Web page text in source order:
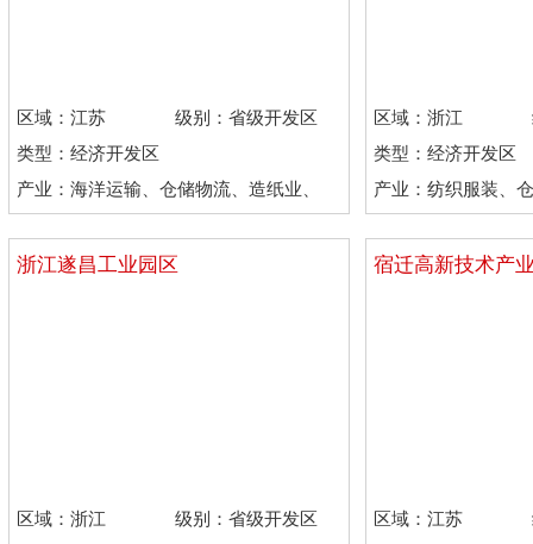
区域：江苏
级别：省级开发区
类型：经济开发区
产业：海洋运输、仓储物流、造纸业、
石油化工
区域：浙江
类型：经济开发区
产业：纺织服装、
务、石油化工
浙江遂昌工业园区
区域：浙江
级别：省级开发区
宿迁高新技术产
区域：江苏